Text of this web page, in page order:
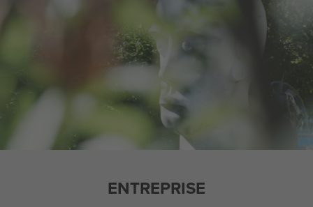
Entreprise
Direction et Conseil d'administration
Contact
LieAdvice AG
Chambre Fiduciaire liechtensteinoise
ENTREPRISE